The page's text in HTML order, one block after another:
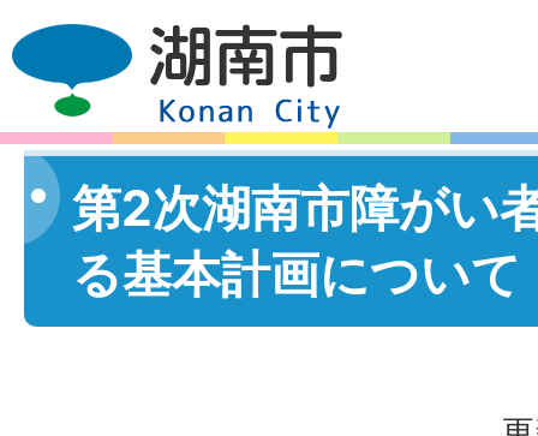
第2次湖南市障がい
る基本計画について